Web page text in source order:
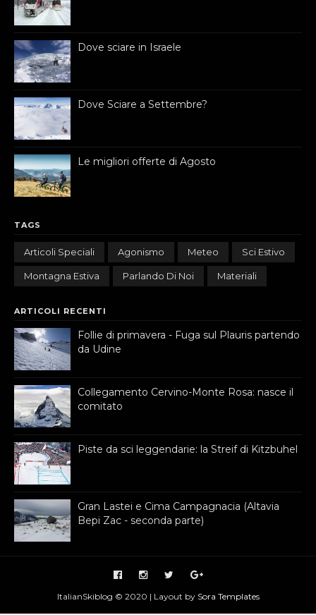
Dove sciare in Israele
Dove Sciare a Settembre?
Le migliori offerte di Agosto
TAGS
Articoli Speciali Agonismo Meteo Sci Estivo
Montagna Estiva Parlando Di Noi Materiali
ARTICOLI RECENTI
Follie di primavera - Fuga sul Plauris partendo
da Udine
Collegamento Cervino-Monte Rosa: nasce il
comitato
Piste da sci leggendarie: la Streif di Kitzbuhel
Gran Lastei e Cima Campagnacia (Altavia
Bepi Zac - seconda parte)
ItalianSkiblog © 2020 | Layout by Sora Templates